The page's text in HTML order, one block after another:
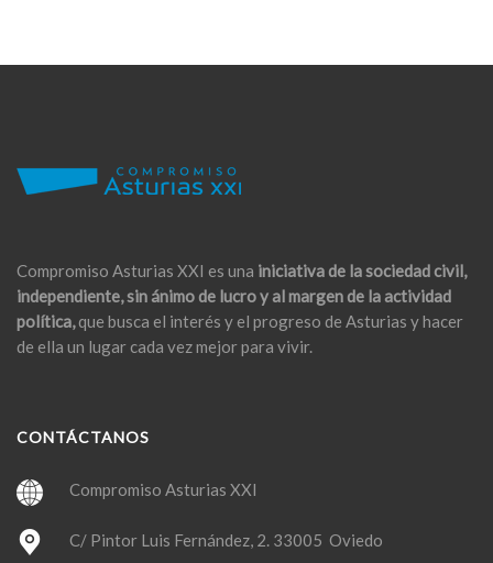
Compromiso Asturias XXI es una iniciativa de la sociedad civil,
independiente, sin ánimo de lucro y al margen de la actividad
política,que busca el interés y el progreso de Asturias y hacer
de ella un lugar cada vez mejor para vivir.
CONTÁCTANOS
Compromiso Asturias XXI
C/ Pintor Luis Fernández, 2. 33005 Oviedo